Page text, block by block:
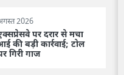
2026
पर दरार से मचा
बड़ी कार्रवाई; टोल
गिरी गाज